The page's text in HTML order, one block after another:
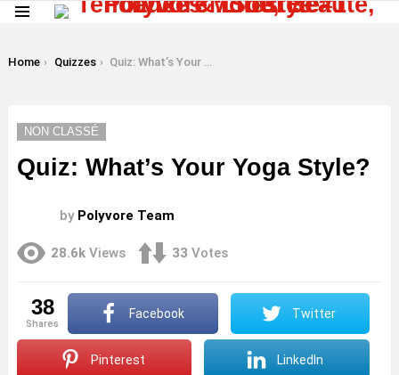
You are here:
Home Quizzes Quiz: What’s Your Yoga Style?
NON CLASSÉ
Quiz: What’s Your Yoga Style?
by Polyvore Team
28.6k Views 33 Votes
38
shares
Facebook Twitter
Pinterest LinkedIn